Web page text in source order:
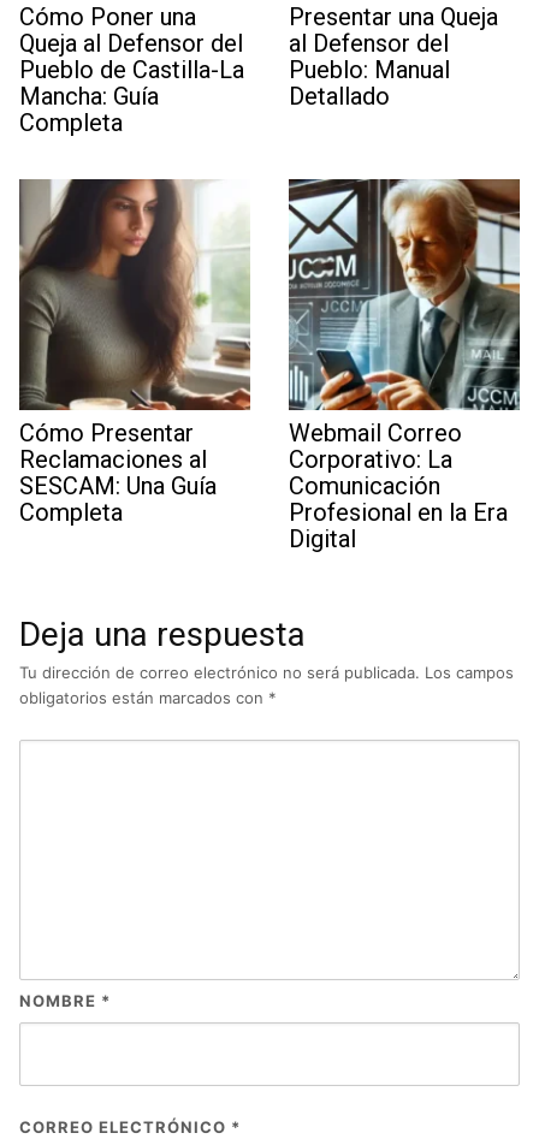
Cómo Poner una
Queja al Defensor del
Pueblo de Castilla-La
Mancha: Guía
Completa
Presentar una Queja
al Defensor del
Pueblo: Manual
Detallado
Cómo Presentar
Reclamaciones al
SESCAM: Una Guía
Completa
Webmail Correo
Corporativo: La
Comunicación
Profesional en la Era
Digital
Deja una respuesta
Tu dirección de correo electrónico no será publicada. Los campos
obligatorios están marcados con *
NOMBRE *
CORREO ELECTRÓNICO *